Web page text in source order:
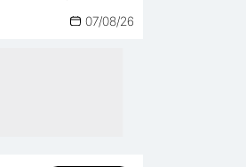
07/08/26